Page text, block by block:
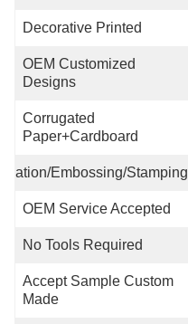
Decorative Printed
OEM Customized
Designs
Corrugated
Paper+cardboard
Embossing/Stamping
OEM Service Accepted
No Tools Required
Accept Sample Custom
Made